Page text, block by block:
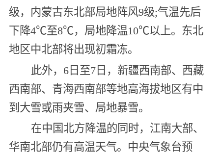
级，内蒙古东北部局地阵风9级;气温先后
下降4℃至8℃，局地降温10℃以上。东北
地区中北部将出现初霜冻。
此外，6日至7日，新疆西南部、西藏
西南部、青海西南部等地高海拔地区有中
到大雪或雨夹雪、局地暴雪。
在中国北方降温的同时，江南大部、
华南北部仍有高温天气。中央气象台预